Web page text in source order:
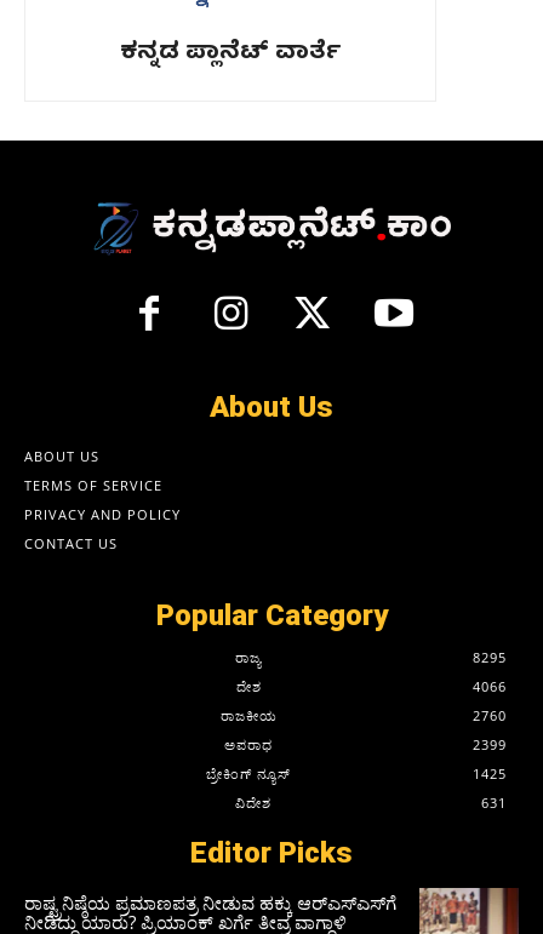
ಕನ್ನಡ ಪ್ಲಾನೆಟ್ ವಾರ್ತೆ
About Us
ABOUT US
TERMS OF SERVICE
PRIVACY AND POLICY
CONTACT US
Popular Category
ರಾಜ್ಯ
8295
ದೇಶ
4066
ರಾಜಕೀಯ
2760
ಅಪರಾಧ
2399
ಬ್ರೇಕಿಂಗ್ ನ್ಯೂಸ್
1425
ವಿದೇಶ
631
Editor Picks
ರಾಷ್ಟ್ರನಿಷ್ಠೆಯ ಪ್ರಮಾಣಪತ್ರ ನೀಡುವ ಹಕ್ಕು ಆರ್‌ಎಸ್‌ಎಸ್‌ಗೆ
ನೀಡಿದ್ದು ಯಾರು? ಪ್ರಿಯಾಂಕ್ ಖರ್ಗೆ ತೀವ್ರ ವಾಗ್ದಾಳಿ